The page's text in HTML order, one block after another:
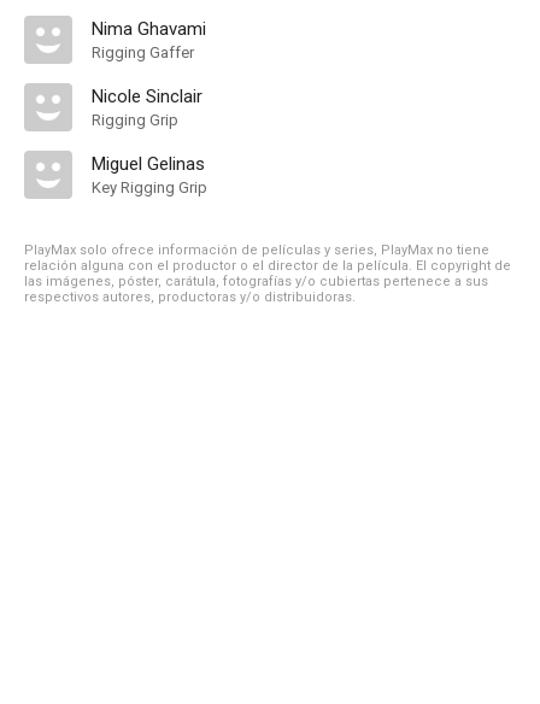
Nima Ghavami
Rigging Gaffer
Nicole Sinclair
Rigging Grip
Miguel Gelinas
Key Rigging Grip
PlayMax solo ofrece información de películas y series, PlayMax no tiene
relación alguna con el productor o el director de la película. El copyright de
las imágenes, póster, carátula, fotografías y/o cubiertas pertenece a sus
respectivos autores, productoras y/o distribuidoras.